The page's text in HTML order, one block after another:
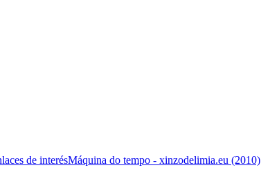
de interésMáquina do tempo - xinzodelimia.eu (2010)